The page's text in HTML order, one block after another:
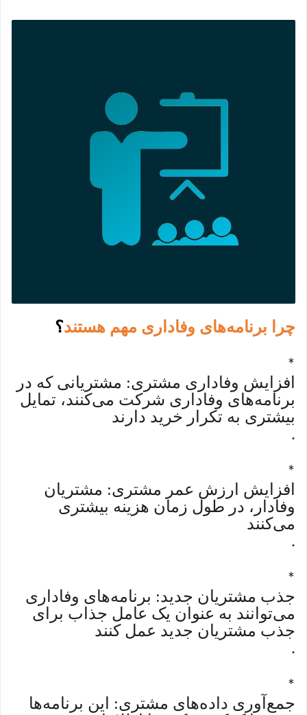
چرا برنامه‌های وفاداری مهم هستند؟
*
افزایش وفاداری مشتری: مشتریانی که در
برنامه‌های وفاداری شرکت می‌کنند، تمایل
بیشتری به تکرار خرید دارند
.
*
افزایش ارزش عمر مشتری: مشتریان
وفادار، در طول زمان هزینه بیشتری
می‌کنند
.
*
جذب مشتریان جدید: برنامه‌های وفاداری
می‌توانند به عنوان یک عامل جذاب برای
جذب مشتریان جدید عمل کنند
.
*
جمع‌آوری داده‌های مشتری: این برنامه‌ها